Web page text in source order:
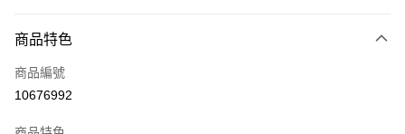
Apple Pay
悠遊付
商品特色
商品編號
10676992